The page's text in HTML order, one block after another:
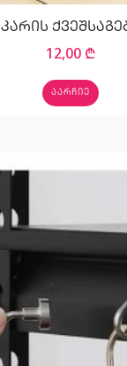
კარის
12,00 ₾
ᲐᲐᲠᲩᲘᲔ